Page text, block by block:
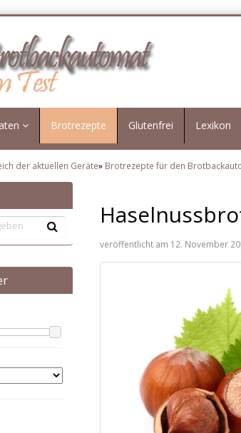
Brotrezepte Glutenfrei Lexikon
der aktuellen Geräte» Brotrezepte für den
veröffentlicht am 12. November